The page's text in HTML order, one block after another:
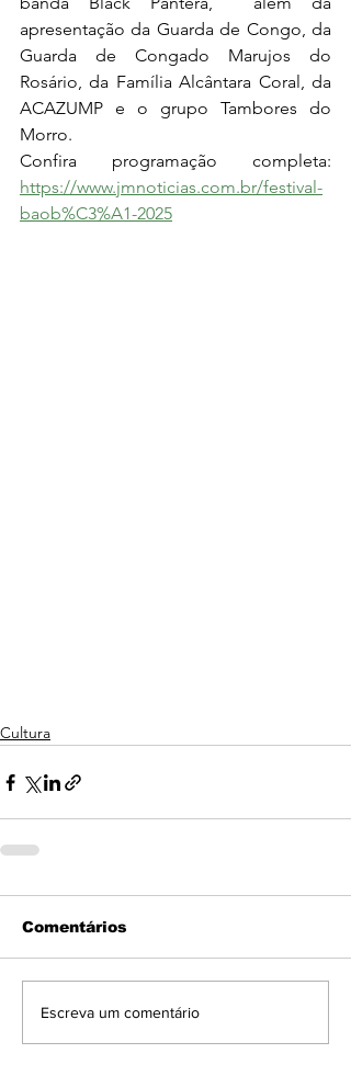
apresentação da Guarda de Congo, da
Guarda de Congado Marujos do
Rosário, da Família Alcântara Coral, da
ACAZUMP e o grupo Tambores do
Morro.
https://www.jmnoticias.com.br/festival-
baob%C3%A1-2025
Cultura
Comentários
Escreva um comentário